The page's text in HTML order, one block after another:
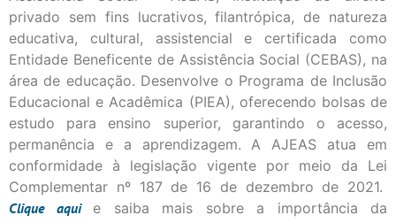
privado sem fins lucrativos, filantrópica, de natureza
educativa, cultural, assistencial e certificada como
Entidade Beneficente de Assistência Social (CEBAS), na
área de educação. Desenvolve o Programa de Inclusão
Educacional e Acadêmica (PIEA), oferecendo bolsas de
estudo para ensino superior, garantindo o acesso,
permanência e a aprendizagem. A AJEAS atua em
conformidade à legislação vigente por meio da Lei
Complementar nº 187 de 16 de dezembro de 2021.
Cliqueaqui
e saiba mais sobre a importância da